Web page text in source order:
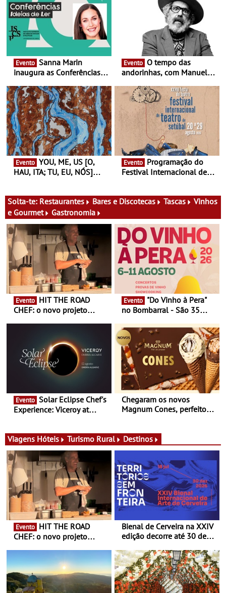
Evento
inaugura as Conferências
Antiga primeira-ministra da
Finlândia é a convidada da
primeira edição do novo
ciclo de debates dedicado
aos grandes temas do
nosso tempo
Evento
andorinhas, com Manuel
Atum - Concerto
performance na MAAT
Gallery a 3 de Setembro,
19:30
Evento
HAU, ITA; TU, EU, NÓS]
13 de Dezembro
Evento
Festival Internacional de
29 de Agosto
Solta-te: Restaurantes Bares e Discotecas Tascas
Vinhos
e Gourmet
Gastronomia
Evento
CHEF: o novo projeto
conceito gastronómico
itinerante que percorre
Portugal
Evento
no Bombarral - São 35
prova e seis dias de
experiências
Evento
Experience: Viceroy at
exclusiva
Chegaram os novos
Magnum Cones, perfeitos
Viagens Hóteis Turismo Rural Destinos
Evento
CHEF: o novo projeto
Queiroz Ribeiro - Um novo
conceito gastronómico
itinerante que percorre
Portugal
Bienal de Cerveira na XXIV
edição decorre até 30 de
enquanto “Territórios sem
Fronteira”